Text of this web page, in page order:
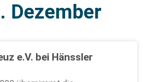
Dezember
e.V. bei Hänssler